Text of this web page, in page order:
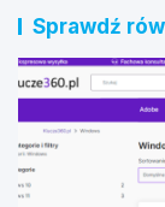
Sprawdź